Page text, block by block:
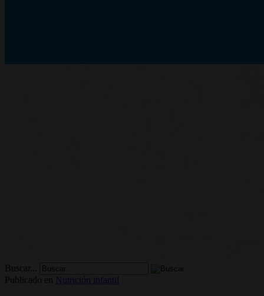
Buscar...
Publicado en
Nutrición infantil